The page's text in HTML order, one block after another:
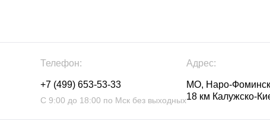
Телефон:
+7 (499) 653-53-33
С 9:00 до 18:00 по Мск без выходных
Адрес:
МО, Наро-
18 км Калужско-